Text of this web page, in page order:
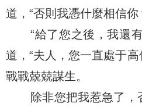
道，“否則我憑什麼相信你
“給了您之後，我還
道，“夫人，您一直處于
戰戰兢兢謀生。
除非您把我惹急了